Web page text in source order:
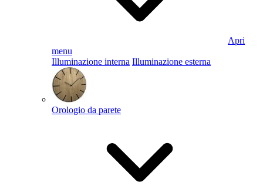
Apri
menu
Illuminazione interna Illuminazione esterna
Orologio da parete